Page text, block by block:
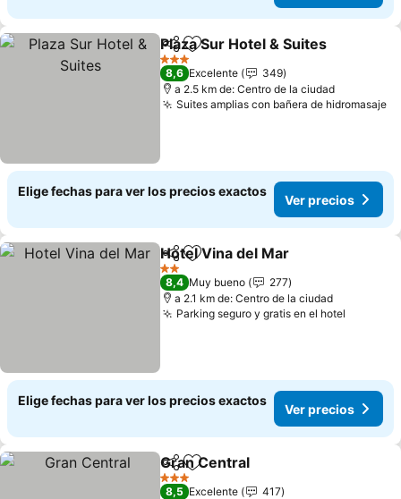
CompartirAgregar a favoritos
Plaza Sur Hotel & Suites
3 Estrellas
8,6 Excelente
349
a 2.5 km de: Centro de la ciudad
Suites amplias con bañera de hidromasaje
Elige fechas para ver los precios exactos
Ver precios
CompartirAgregar a favoritos
Hotel Vina del Mar
2 Estrellas
8,4 Muy bueno
277
a 2.1 km de: Centro de la ciudad
Parking seguro y gratis en el hotel
Elige fechas para ver los precios exactos
Ver precios
CompartirAgregar a favoritos
Gran Central
3 Estrellas
8,5 Excelente
417